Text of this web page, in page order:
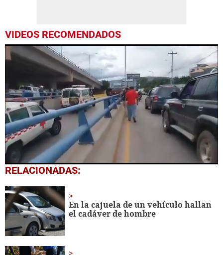
VIDEOS RECOMENDADOS
0
seconds
2
minutes,
46
seconds
RELACIONADAS:
En la cajuela de un vehículo hallan
el cadáver de hombre